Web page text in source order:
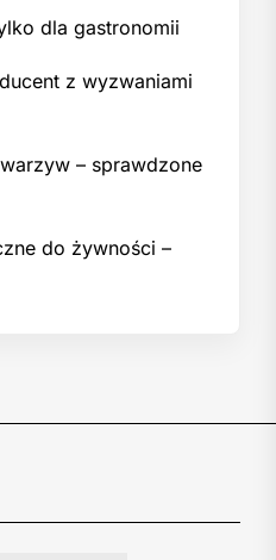
dla gastronomii
z wyzwaniami
– sprawdzone
do żywności –